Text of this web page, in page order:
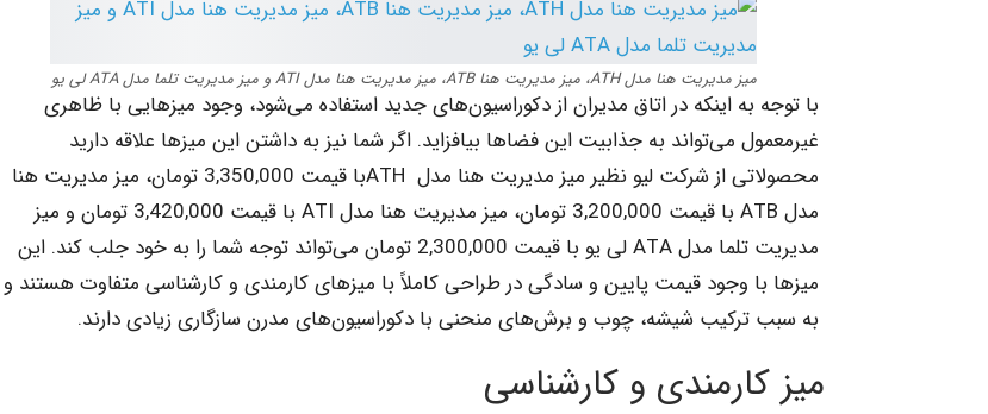
میز مدیریت هنا مدل ATH، ‌میز مدیریت هنا ATB، ‌میز مدیریت هنا مدل ATI و ‌میز مدیریت تلما مدل ATA لی یو
با توجه به اینکه در اتاق مدیران از دکوراسیون‌های جدید استفاده می‌شود، وجود میزهایی با ظاهری
غیرمعمول می‌تواند به جذابیت این فضاها بیافزاید. اگر شما نیز به داشتن این میزها علاقه دارید
محصولاتی از شرکت لیو نظیر میز مدیریت هنا مدل ATHبا قیمت 3,350,000 تومان، ‌میز مدیریت هنا
مدل ATB با قیمت 3,200,000 تومان، ‌میز مدیریت هنا مدل ATI با قیمت 3,420,000 تومان و ‌میز
مدیریت تلما مدل ATA لی یو با قیمت 2,300,000 تومان می‌تواند توجه شما را به خود جلب کند. این
میزها با وجود قیمت پایین و سادگی در طراحی کاملاً با میزهای کارمندی و کارشناسی متفاوت هستند و
به سبب ترکیب شیشه، چوب و برش‌های منحنی با دکوراسیون‌های مدرن سازگاری زیادی دارند.
میز کارمندی و کارشناسی